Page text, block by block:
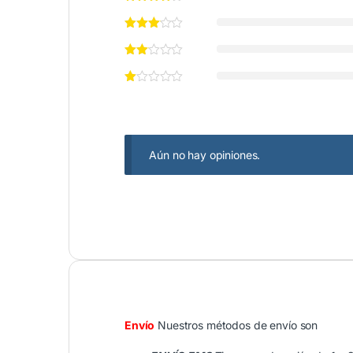
Aún no hay opiniones.
Envío Nuestros métodos de envío son